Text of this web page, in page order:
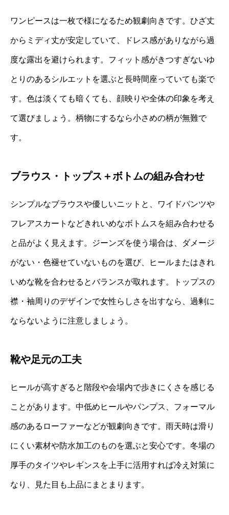
ワンピースは一枚で様になるため観劇向きです。ひざ丈
からミディ丈が安定していて、ドレス感がありながら過
度な露出を避けられます。フィット感がきつすぎないゆ
とりのあるシルエットを選ぶと長時間座っていても楽で
す。色は淡くても暗くても、顔映りや全体の印象を考え
て選びましょう。柄物にするなら小さめの柄が無難で
す。
ブラウス・トップス＋ボトムの組み合わせ
シンプルなブラウスや優しいニットと、ワイドパンツや
フレアスカートなどきれいめなボトムスを組み合わせる
と品がよく見えます。ジーンズを使う場合は、ダメージ
がない・色褪せていないものを選び、ヒールまたはきれ
いめな靴を合わせるとバランスが取れます。トップスの
襟・袖周りのデザインで女性らしさを出すなら、過剰に
ならないように注意しましょう。
靴や足元の工夫
ヒールが高すぎると階段や会場内で歩きにくさを感じる
ことがあります。中低めヒールやパンプス、フォーマル
感のあるローファーなどが観劇向きです。雨天時は滑り
にくい素材や防水加工のものを選ぶと安心です。冬場の
厚手のタイツやレギンスを上手に活用すれば冷え対策に
なり、見た目も上品にまとまります。